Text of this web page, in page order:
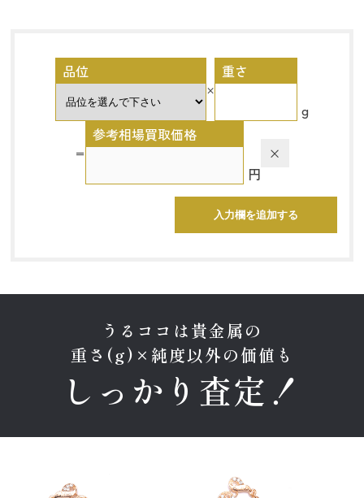
品位
×
重さ
g
＝
参考相場買取価格
円
×
入力欄を追加する
うるココは貴金属の
重さ(g)×純度以外の価値も
しっかり査定！